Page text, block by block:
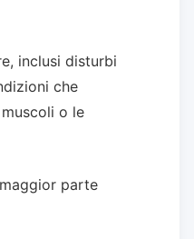
inclusi disturbi
che
o le
parte